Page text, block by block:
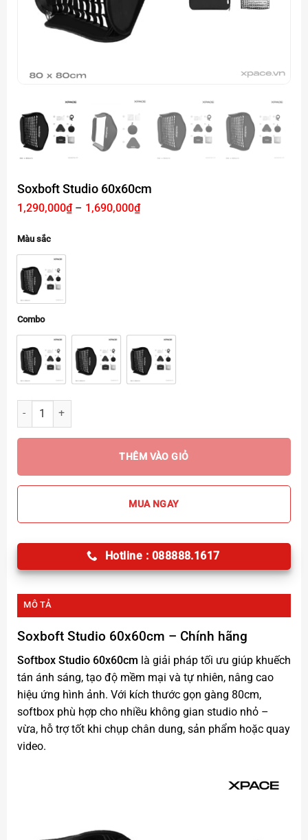
Soxboft Studio 60x60cm
1,290,000₫ – 1,690,000₫Khoảng
giá:
Màu sắc
Combo
Soxboft Studio 60x60cm số lượng
THÊM VÀO GIỎ
MUA NGAY
Hotline : 088888.1617
MÔ TẢ
Soxboft Studio 60x60cm – Chính hãng
Softbox Studio 60x60cm là giải pháp tối ưu giúp khuếch
tán ánh sáng, tạo độ mềm mại và tự nhiên, nâng cao
hiệu ứng hình ảnh. Với kích thước gọn gàng 80cm,
softbox phù hợp cho nhiều không gian studio nhỏ –
vừa, hỗ trợ tốt khi chụp chân dung, sản phẩm hoặc quay
video.